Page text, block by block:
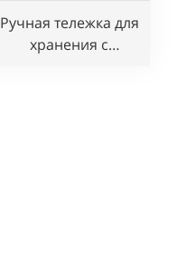
Ручная тележка для
хранения с